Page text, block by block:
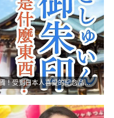
【日本知識】參拜神社與寺廟必備！受到日本人喜愛的紀念品！！